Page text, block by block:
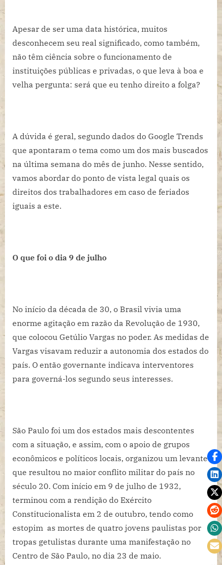
Apesar de ser uma data histórica, muitos
desconhecem seu real significado, como também,
não têm ciência sobre o funcionamento de
instituições públicas e privadas, o que leva à boa e
velha pergunta: será que eu tenho direito a folga?
A dúvida é geral, segundo dados do Google Trends
que apontaram o tema como um dos mais buscados
na última semana do mês de junho. Nesse sentido,
vamos abordar do ponto de vista legal quais os
direitos dos trabalhadores em caso de feriados
iguais a este.
O que foi o dia 9 de julho
No início da década de 30, o Brasil vivia uma
enorme agitação em razão da Revolução de 1930,
que colocou Getúlio Vargas no poder. As medidas de
Vargas visavam reduzir a autonomia dos estados do
país. O então governante indicava interventores
para governá-los segundo seus interesses.
São Paulo foi um dos estados mais descontentes
com a situação, e assim, com o apoio de grupos
econômicos e políticos locais, organizou um levante
que resultou no maior conflito militar do país no
século 20. Com início em 9 de julho de 1932,
terminou com a rendição do Exército
Constitucionalista em 2 de outubro, tendo como
estopim as mortes de quatro jovens paulistas por
tropas getulistas durante uma manifestação no
Centro de São Paulo, no dia 23 de maio.